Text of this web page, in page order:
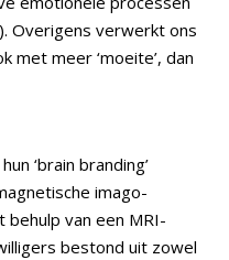
Overigens verwerkt ons
met meer ‘moeite’, dan
‘brain branding’
imago-
van een MRI-
bestond uit zowel